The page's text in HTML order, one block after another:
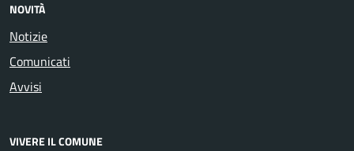
NOVITÀ
Notizie
Comunicati
Avvisi
VIVERE IL COMUNE